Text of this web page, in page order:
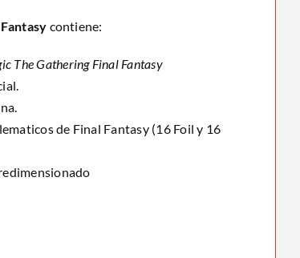
contiene:
The Gathering Final Fantasy
de Final Fantasy (16 Foil y 16